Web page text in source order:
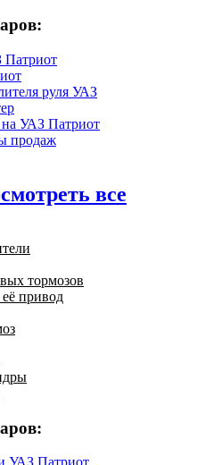
Патриот
руля УАЗ
УАЗ Патриот
продаж
все
тормозов
привод